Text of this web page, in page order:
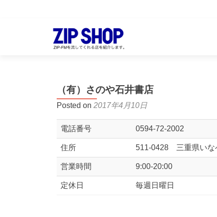
（有）さのや石井書店
Posted on 2017年4月10日
電話番号 0594-72-2002
住所 511-0428 三重県いな
営業時間 9:00-20:00
定休日 毎週日曜日